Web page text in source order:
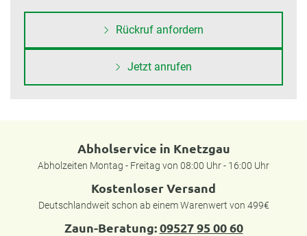
Rückruf anfordern
Jetzt anrufen
Abholservice in Knetzgau
Abholzeiten Montag - Freitag von 08:00 Uhr - 16:00 Uhr
Kostenloser Versand
Deutschlandweit schon ab einem Warenwert von 499€
Zaun-Beratung:09527 95 00 60